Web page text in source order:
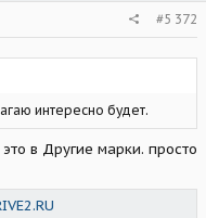
#5 372
интересно будет.
в Другие марки. просто